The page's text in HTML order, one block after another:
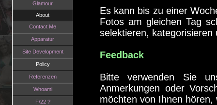
Glamour
About
Contact Me
Apparatur
Site Development
Policy
Referenzen
Whoami
F/22 ?
Es kann bis zu einer
Fotos am gleichen Tag
selektieren,
Feedback
Bitte verwenden Sie
Anmerkungen oder
möchten von Ihnen